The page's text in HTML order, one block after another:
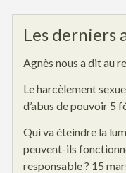
Les derniers
Agnès nous a dit au
Le harcèlement
d’abus de pouvoir 5
Qui va éteindre la
peuvent-ils
responsable ? 15